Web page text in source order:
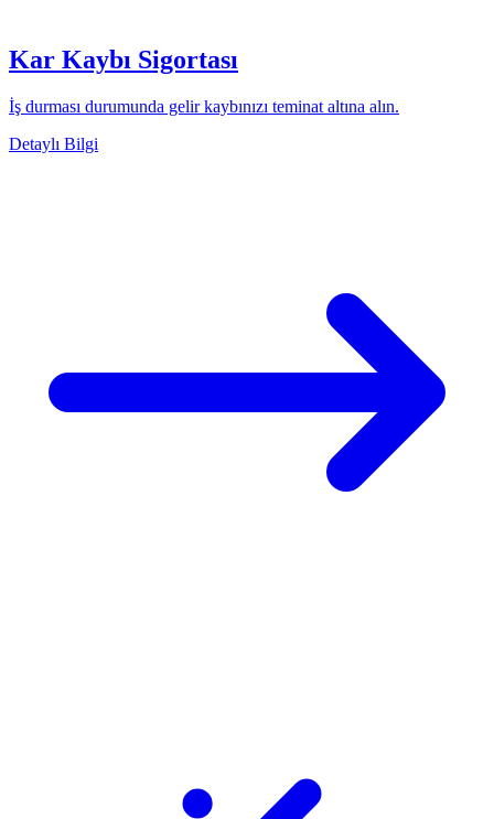
Kar Kaybı Sigortası
İş durması durumunda gelir kaybınızı teminat altına alın.
Detaylı Bilgi